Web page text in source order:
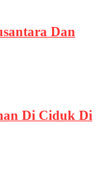
Dan
Di Ciduk Di